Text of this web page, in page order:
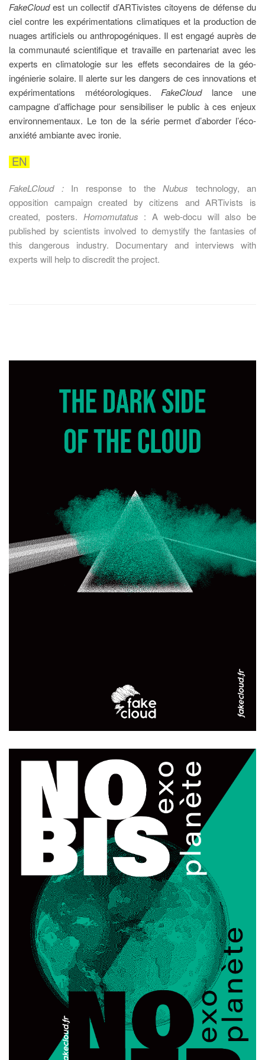
FakeCloudest un collectif d’ARTivistes citoyens de défense du
ciel contre les expérimentations climatiques et la production de
nuages artificiels ou anthropogéniques. Il est engagé auprès de
la communauté scientifique et travaille en partenariat avec les
experts en climatologie sur les effets secondaires de la géo-
ingénierie solaire. Il alerte sur les dangers de ces innovations et
expérimentations météorologiques. FakeCloudlance une
campagne d’affichage pour sensibiliser le public à ces enjeux
environnementaux. Le ton de la série permet d’aborder l’éco-
anxiété ambiante avec ironie.
EN
FakeLCloud : In response to the Nubus technology, an
opposition campaign created by citizens and ARTivists is
created, posters. Homomutatus : A web-docu will also be
published by scientists involved to demystify the fantasies of
this dangerous industry. Documentary and interviews with
experts will help to discredit the project.